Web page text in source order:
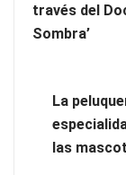
Más allá de la
y lunares
Eagle
través del
Sombra’
La
las